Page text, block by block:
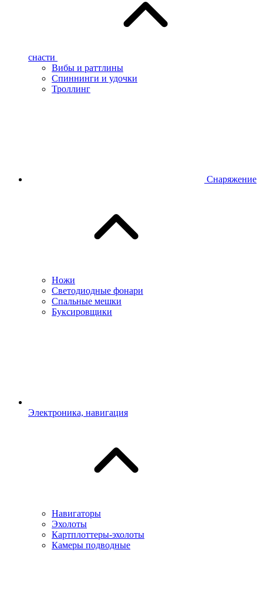
снасти
Вибы и раттлины
Спиннинги и удочки
Троллинг
Снаряжение
Ножи
Светодиодные фонари
Спальные мешки
Буксировщики
Электроника, навигация
Навигаторы
Эхолоты
Картплоттеры-эхолоты
Камеры подводные